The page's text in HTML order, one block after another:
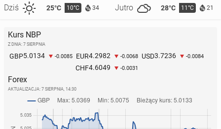
Dziś 25°C 10°C 34 Jutro 28°C 11°C 21
Kurs NBP
Z DNIA: 7 SIERPNIA
GBP5.0134 -0.0085 EUR4.2982 -0.0068 USD3.7236 -0.0084
CHF4.6049 -0.0031
Forex
AKTUALIZACJA: 7 SIERPNIA, 14:30